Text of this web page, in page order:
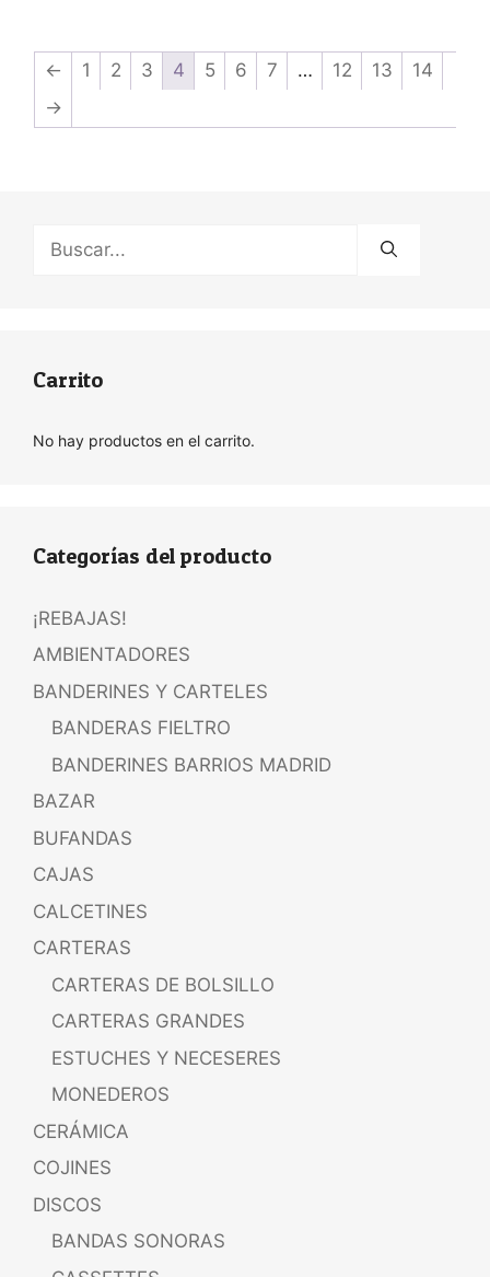
← 1 2 3 4 5 6 7 … 12 13
14
→
Carrito
No hay productos en el carrito.
Categorías del producto
¡REBAJAS!
AMBIENTADORES
BANDERINES Y CARTELES
BANDERAS FIELTRO
BANDERINES BARRIOS MADRID
BAZAR
BUFANDAS
CAJAS
CALCETINES
CARTERAS
CARTERAS DE BOLSILLO
CARTERAS GRANDES
ESTUCHES Y NECESERES
MONEDEROS
CERÁMICA
COJINES
DISCOS
BANDAS SONORAS